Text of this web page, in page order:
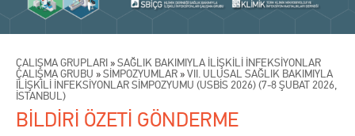
ÇALIŞMA GRUPLARI »SAĞLIK BAKIMIYLA İLİŞKİLİ İNFEKSİYONLAR
ÇALIŞMA GRUBU »SİMPOZYUMLAR »VII. ULUSAL SAĞLIK BAKIMIYLA
İLİŞKİLİ İNFEKSİYONLAR SİMPOZYUMU (USBİS 2026) (7-8 ŞUBAT 2026,
İSTANBUL)
BİLDİRİ ÖZETİ GÖNDERME